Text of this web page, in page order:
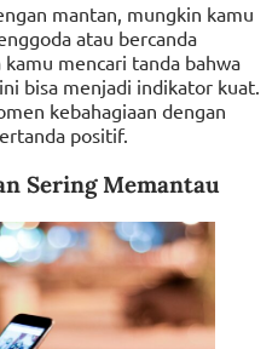
mantan, mungkin kamu
atau bercanda
mencari tanda bahwa
bisa menjadi indikator kuat.
kebahagiaan dengan
positif.
Sering Memantau